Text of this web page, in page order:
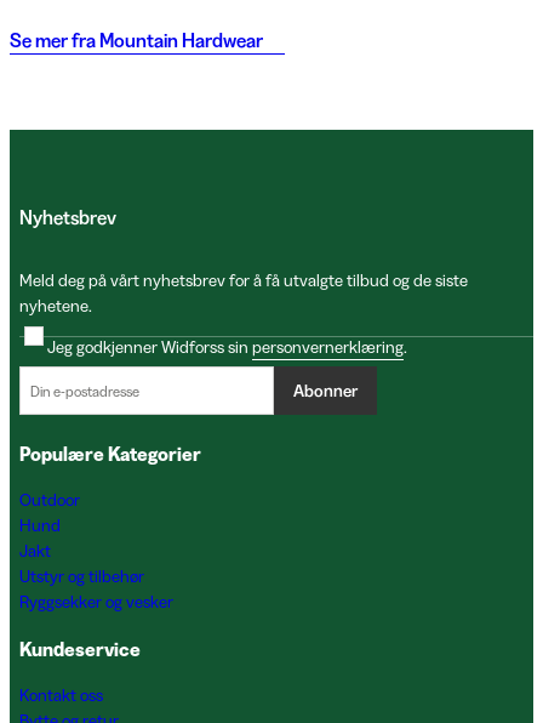
Se mer fra Mountain Hardwear
Nyhetsbrev
Meld deg på vårt nyhetsbrev for å få utvalgte tilbud og de siste
nyhetene.
Jeg godkjenner Widforss sin personvernerklæring.
Abonner
Populære Kategorier
Outdoor
Hund
Jakt
Utstyr og tilbehør
Ryggsekker og vesker
Kundeservice
Kontakt oss